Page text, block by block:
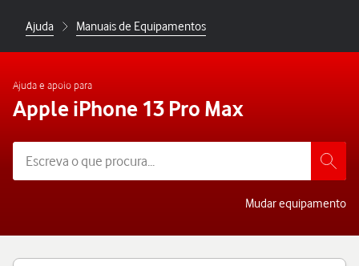
Ajuda Manuais de Equipamentos
Ajuda e apoio para
Apple iPhone 13 Pro Max
Mudar equipamento